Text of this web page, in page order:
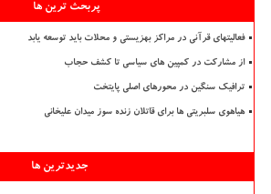
پربحث ترین ها
فعالیتهای قرآنی در مراکز بهزیستی و محلات باید توسعه یابد
از مشارکت در کمپین های سیاسی تا کشف حجاب
ترافیک سنگین در محورهای اصلی پایتخت
هیاهوی سلبریتی ها برای قاتلان زنده سوز میدان علیخانی
جدیدترین ها